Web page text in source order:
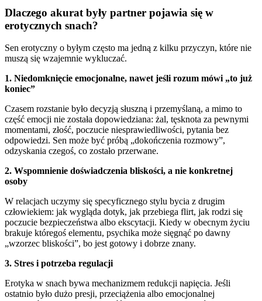
Dlaczego akurat były partner pojawia się w
erotycznych snach?
Sen erotyczny o byłym często ma jedną z kilku przyczyn, które nie
muszą się wzajemnie wykluczać.
1. Niedomknięcie emocjonalne, nawet jeśli rozum mówi „to już
koniec”
Czasem rozstanie było decyzją słuszną i przemyślaną, a mimo to
część emocji nie została dopowiedziana: żal, tęsknota za pewnymi
momentami, złość, poczucie niesprawiedliwości, pytania bez
odpowiedzi. Sen może być próbą „dokończenia rozmowy”,
odzyskania czegoś, co zostało przerwane.
2. Wspomnienie doświadczenia bliskości, a nie konkretnej
osoby
W relacjach uczymy się specyficznego stylu bycia z drugim
człowiekiem: jak wygląda dotyk, jak przebiega flirt, jak rodzi się
poczucie bezpieczeństwa albo ekscytacji. Kiedy w obecnym życiu
brakuje któregoś elementu, psychika może sięgnąć po dawny
„wzorzec bliskości”, bo jest gotowy i dobrze znany.
3. Stres i potrzeba regulacji
Erotyka w snach bywa mechanizmem redukcji napięcia. Jeśli
ostatnio było dużo presji, przeciążenia albo emocjonalnej